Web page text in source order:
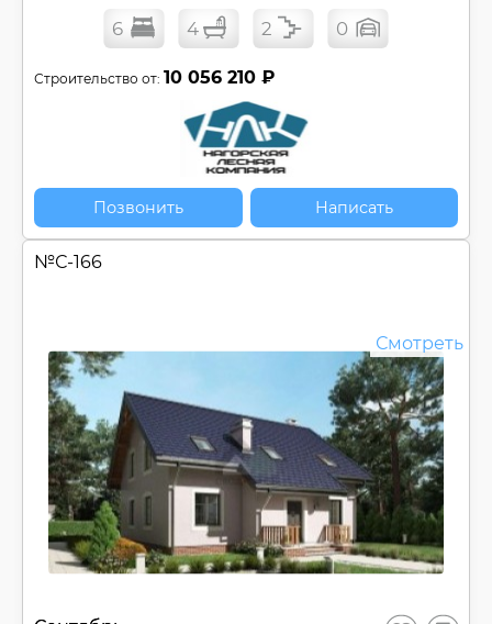
6 4 2 0
Строительство от: 10 056 210 ₽
Позвонить Написать
№С-166
Смотреть